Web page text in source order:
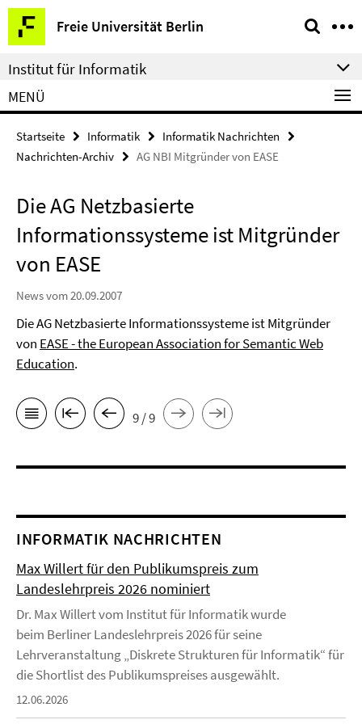
Springe
direkt
zu
Inhalt
Freie Universität Berlin
Service-
Navigation
Institut für Informatik
MENÜ
Startseite Informatik
Informatik Nachrichten
Nachrichten-Archiv
AG NBI Mitgründer von EASE
Die AG Netzbasierte
Informationssysteme ist Mitgründer
von EASE
News vom 20.09.2007
Die AG Netzbasierte Informationssysteme ist Mitgründer
von EASE - the European Association for Semantic Web
Education.
9 / 9
INFORMATIK NACHRICHTEN
Max Willert für den Publikumspreis zum
Landeslehrpreis 2026 nominiert
Dr. Max Willert vom Institut für Informatik wurde
beim Berliner Landeslehrpreis 2026 für seine
Lehrveranstaltung „Diskrete Strukturen für Informatik“ für
die Shortlist des Publikumspreises ausgewählt.
12.06.2026